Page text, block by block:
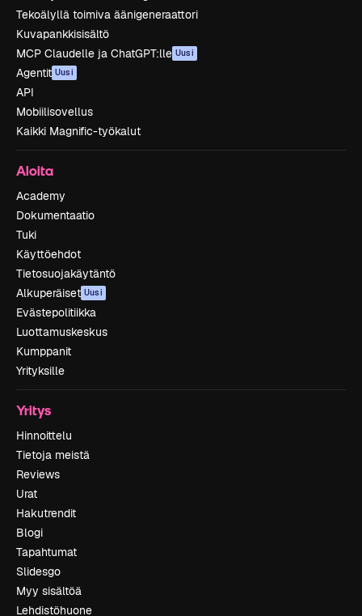
Tekoälyllä toimiva äänigeneraattori
Kuvapankkisisältö
MCP Claudelle ja ChatGPT:lle Uusi
Agentit Uusi
API
Mobiilisovellus
Kaikki Magnific-työkalut
Aloita
Academy
Dokumentaatio
Tuki
Käyttöehdot
Tietosuojakäytäntö
Alkuperäiset Uusi
Evästepolitiikka
Luottamuskeskus
Kumppanit
Yrityksille
Yritys
Hinnoittelu
Tietoja meistä
Reviews
Urat
Hakutrendit
Blogi
Tapahtumat
Slidesgo
Myy sisältöä
Lehdistöhuone